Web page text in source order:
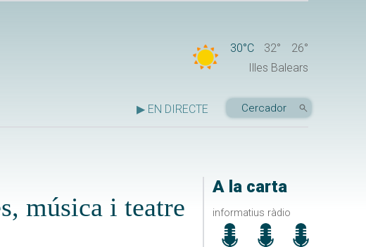
30°C 32°
26°
Illes Balears
▶ EN DIRECTE
A la carta
informatius ràdio
música i teatre